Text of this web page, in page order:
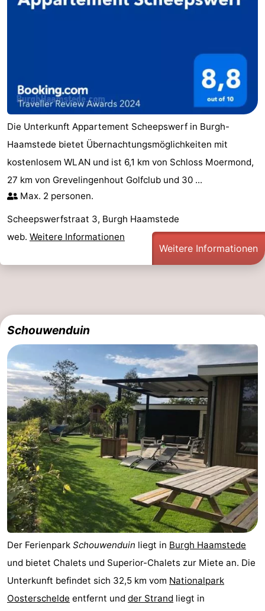
Leiden
Bollenstreek
-
Hollands
Noordwijk
-
Scheveningen
-
Rockanje
Zeeland
Duiveland
-
Renesse
-
Brouwershaven
-
Bruinisse
-
Zierikzee
-
Natur
Oosterschelde
-
Natur
van
Walcheren
Veere
-
Die Unterkunft Appartement Scheepswerf in Burgh-
Haamstede bietet Übernachtungsmöglichkeiten mit
kostenlosem WLAN und ist 6,1 km von Schloss Moermond,
27 km von Grevelingenhout Golfclub und 30 ...
Max. 2 personen.
Scheepswerfstraat 3, Burgh Haamstede
web. Weitere Informationen
Weitere Informationen
Schouwenduin
Der Ferienpark Schouwenduin liegt in Burgh Haamstede
und bietet Chalets und Superior-Chalets zur Miete an. Die
Unterkunft befindet sich 32,5 km vom Nationalpark
Oosterschelde entfernt und der Strand liegt in